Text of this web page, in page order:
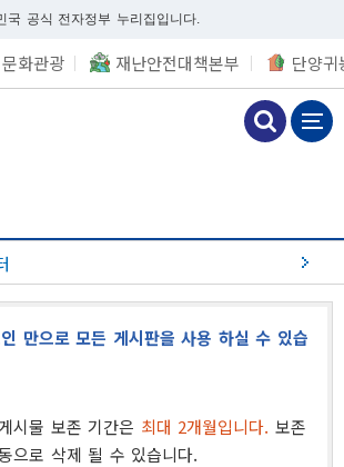
국 공식 전자정부 누리집입니다.
문화관광 재난안전대책본부 단양귀
만으로 모든 게시판을 사용 하실 수 있습
시물 보존 기간은 최대 2개월입니다. 보존
으로 삭제 될 수 있습니다.